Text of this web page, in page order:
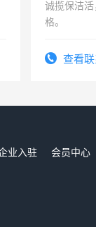
诚揽保洁
格。
查看
业入驻 会员中心